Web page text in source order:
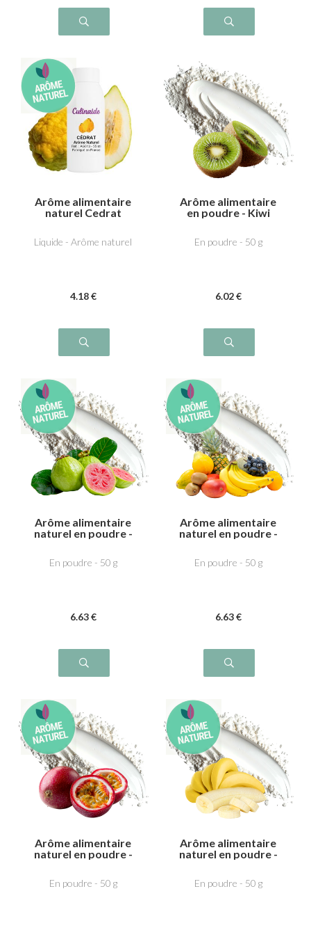
Arôme alimentaire
naturel Cedrat
Liquide - Arôme naturel
4.18 €
Arôme alimentaire
en poudre - Kiwi
En poudre - 50 g
6.02 €
Arôme alimentaire
naturel en poudre -
En poudre - 50 g
6.63 €
Arôme alimentaire
naturel en poudre -
En poudre - 50 g
6.63 €
Arôme alimentaire
naturel en poudre -
En poudre - 50 g
Arôme alimentaire
naturel en poudre -
En poudre - 50 g